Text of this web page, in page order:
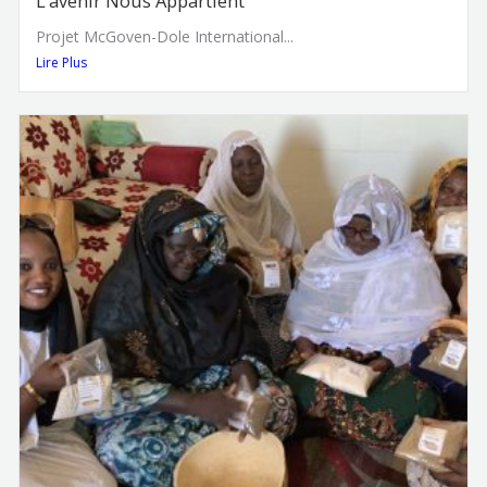
Projet McGoven-Dole International...
Lire Plus